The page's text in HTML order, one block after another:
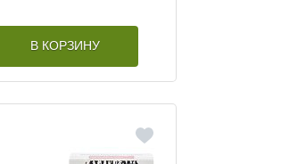
В КОРЗИНУ